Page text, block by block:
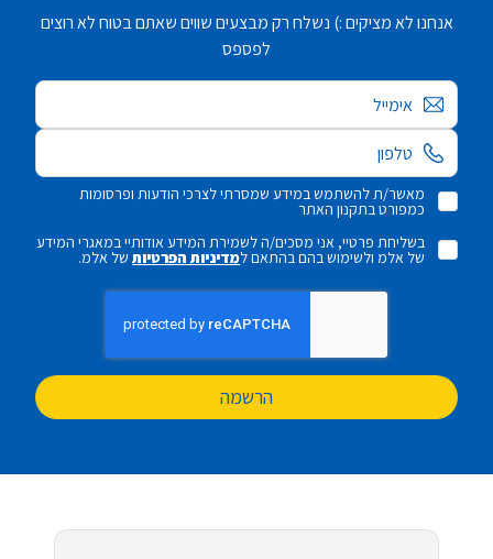
אנחנו לא מציקים :) נשלח רק מבצעים שווים שאתם בטוח לא רוצים
לפספס
אימייל
מאשר/ת להשתמש במידע שמסרתי לצרכי הודעות ופרסומות
כמפורט בתקנון האתר
בשליחת פרטיי, אני מסכים/ה לשמירת המידע אודותיי במאגרי המידע
של אלמ ולשימוש בהם בהתאם למדיניות הפרטיותשל אלמ.
הרשמה